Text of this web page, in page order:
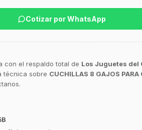
Cotizar por WhatsApp
con el respaldo total de Los Juguetes del
técnica sobre CUCHILLAS 8 GAJOS PARA